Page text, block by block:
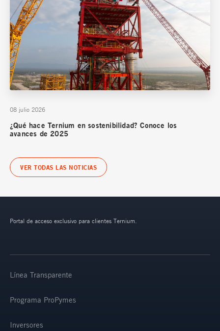
08 julio 2026
¿Qué hace Ternium en sostenibilidad? Conoce los
avances de 2025
VER TODAS LAS NOTICIAS
Portal de acceso exclusivo para clientes Ternium.
Línea Transparente
Programa ProPymes
Inversores